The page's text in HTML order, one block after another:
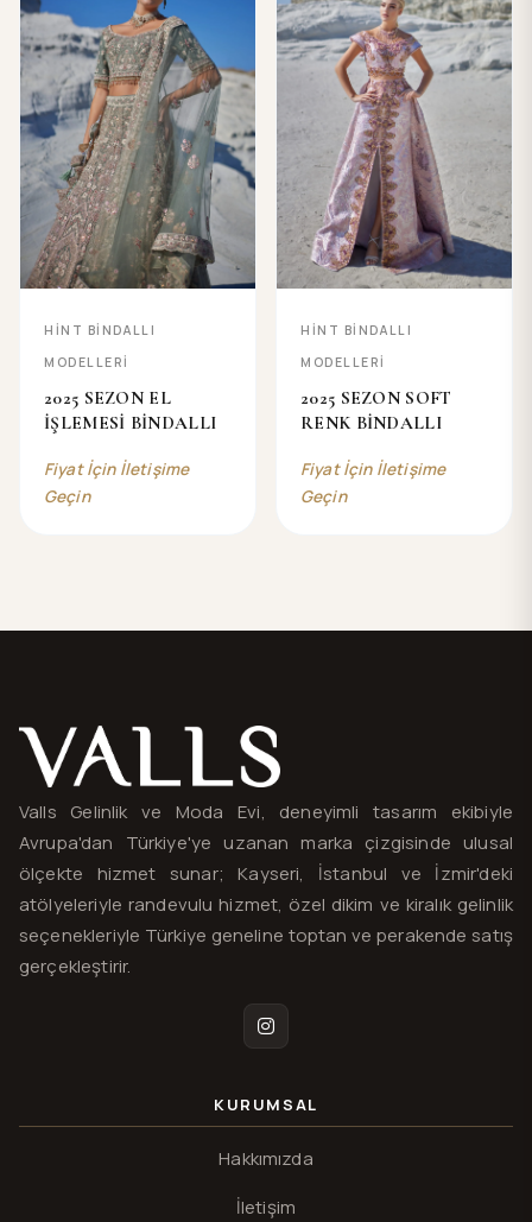
HINT BINDALLI
MODELLERI
2025 SEZON EL
İŞLEMESİ BİNDALLI
Fiyat İçin İletişime
Geçin
HINT BINDALLI
MODELLERI
2025 SEZON SOFT
RENK BİNDALLI
Fiyat İçin İletişime
Geçin
Valls® — site haritası ve iletişim
Valls Gelinlik ve Moda Evi, deneyimli tasarım ekibiyle
Avrupa'dan Türkiye'ye uzanan marka çizgisinde ulusal
ölçekte hizmet sunar; Kayseri, İstanbul ve İzmir'deki
atölyeleriyle randevulu hizmet, özel dikim ve kiralık gelinlik
seçenekleriyle Türkiye geneline toptan ve perakende satış
gerçekleştirir.
Instagram
KURUMSAL
Hakkımızda
İletişim